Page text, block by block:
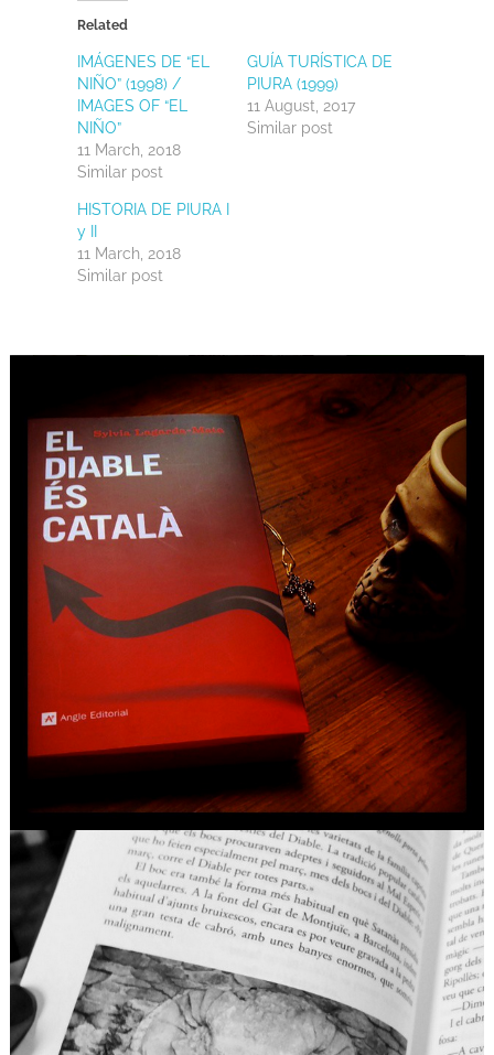
Related
IMÁGENES DE “EL
NIÑO” (1998) /
IMAGES OF “EL
NIÑO”
11 March, 2018
Similar post
GUÍA TURÍSTICA DE
PIURA (1999)
11 August, 2017
Similar post
HISTORIA DE PIURA I
y II
11 March, 2018
Similar post